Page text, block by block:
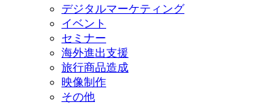
デジタルマーケティング
イベント
セミナー
海外進出支援
旅行商品造成
映像制作
その他